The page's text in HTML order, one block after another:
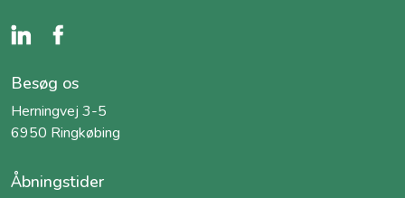
Besøg os
Herningvej 3-5
6950 Ringkøbing
Åbningstider